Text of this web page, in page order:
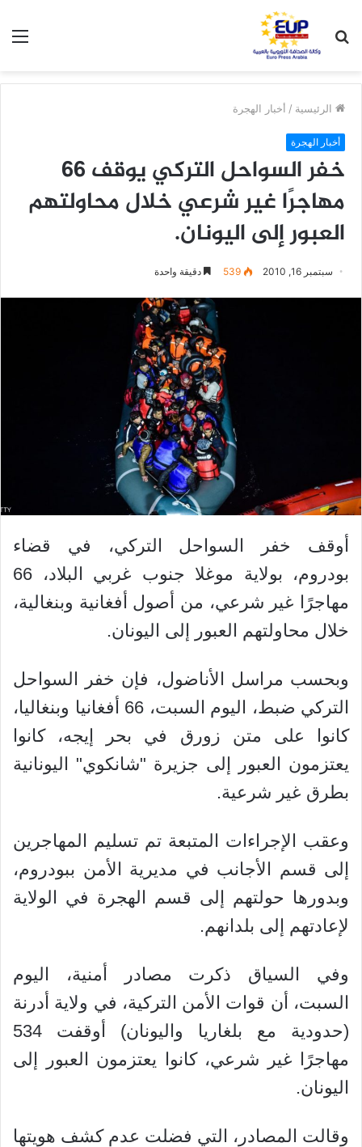
عن
الرئيسية / أخبار الهجرة
أخبار الهجرة
خفر السواحل التركي يوقف 66
مهاجرًا غير شرعي خلال محاولتهم
العبور إلى اليونان.
سبتمبر 16, 2010 539 دقيقة واحدة
أوقف خفر السواحل التركي، في قضاء
بودروم، بولاية موغلا جنوب غربي البلاد، 66
مهاجرًا غير شرعي، من أصول أفغانية وبنغالية،
خلال محاولتهم العبور إلى اليونان.
وبحسب مراسل الأناضول، فإن خفر السواحل
التركي ضبط، اليوم السبت، 66 أفغانيا وبنغاليا،
كانوا على متن زورق في بحر إيجه، كانوا
يعتزمون العبور إلى جزيرة "شانكوي" اليونانية
بطرق غير شرعية.
وعقب الإجراءات المتبعة تم تسليم المهاجرين
إلى قسم الأجانب في مديرية الأمن ببودروم،
وبدورها حولتهم إلى قسم الهجرة في الولاية
لإعادتهم إلى بلدانهم.
وفي السياق ذكرت مصادر أمنية، اليوم
السبت، أن قوات الأمن التركية، في ولاية أدرنة
(حدودية مع بلغاريا واليونان) أوقفت 534
مهاجرًا غير شرعي، كانوا يعتزمون العبور إلى
اليونان.
وقالت المصادر، التي فضلت عدم كشف هويتها